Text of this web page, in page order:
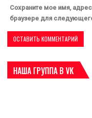
Сохраните мое имя,
браузере для
НАША ГРУППА В VK